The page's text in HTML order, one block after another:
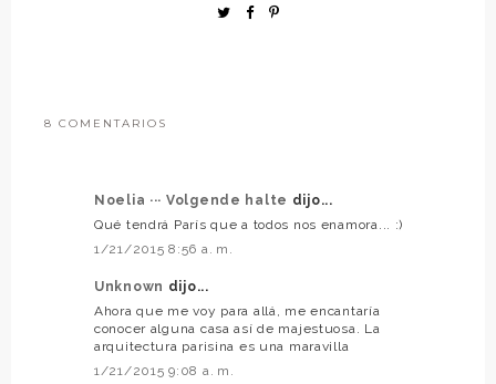
8 COMENTARIOS
Noelia ··· Volgende halte dijo...
Qué tendrá París que a todos nos enamora... :)
1/21/2015 8:56 a. m.
Unknown dijo...
Ahora que me voy para allá, me encantaría
conocer alguna casa así de majestuosa. La
arquitectura parisina es una maravilla
1/21/2015 9:08 a. m.